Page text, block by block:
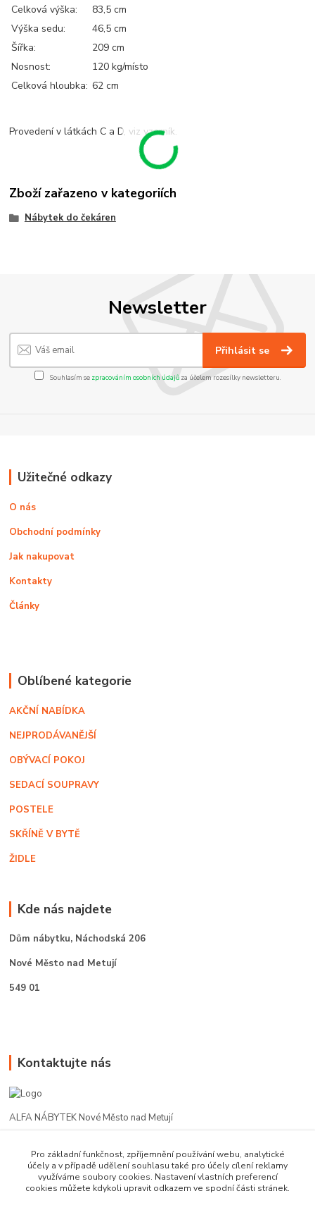
Celková výška:
83,5 cm
Výška sedu:
46,5 cm
Šířka:
209 cm
Nosnost:
120 kg/místo
Celková hloubka: 62 cm
Provedení v látkách C a D, viz vzorník.
Zboží zařazeno v kategoriích
Nábytek do čekáren
Newsletter
Přihlásit se
Souhlasím se zpracováním osobních údajůza účelem rozesílky newsletteru.
Užitečné odkazy
O nás
Obchodní podmínky
Jak nakupovat
Kontakty
Články
Oblíbené kategorie
AKČNÍ NABÍDKA
NEJPRODÁVANĚJŠÍ
OBÝVACÍ POKOJ
SEDACÍ SOUPRAVY
POSTELE
SKŘÍNĚ V BYTĚ
ŽIDLE
Kde nás najdete
Dům nábytku, Náchodská 206
Nové Město nad Metují
549 01
Kontaktujte nás
ALFA NÁBYTEK Nové Město nad Metují
602 412 331
alfanm@seznam.cz
Pro základní funkčnost, zpříjemnění používání webu, analytické
účely a v případě udělení souhlasu také pro účely cílení reklamy
využíváme soubory cookies. Nastavení vlastních preferencí
cookies můžete kdykoli upravit odkazem ve spodní části stránek.